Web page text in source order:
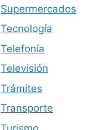
Supermercados
Tecnología
Telefonía
Televisión
Trámites
Transporte